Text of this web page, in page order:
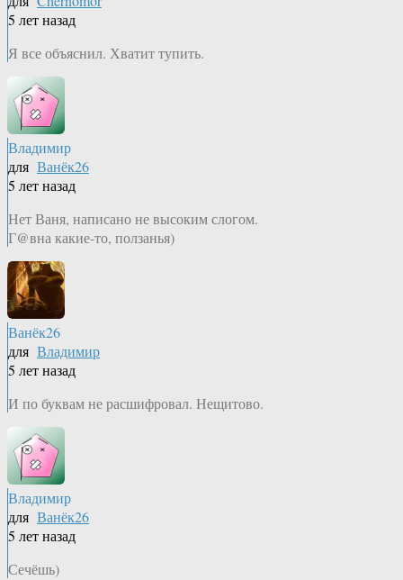
5 лет назад
Я все объяснил. Хватит тупить.
Владимир
для Ванёк26
5 лет назад
Нет Ваня, написано не высоким слогом.
Г@вна какие-то, ползанья)
Ванёк26
для Владимир
5 лет назад
И по буквам не расшифровал. Нещитово.
Владимир
для Ванёк26
5 лет назад
Сечёшь)